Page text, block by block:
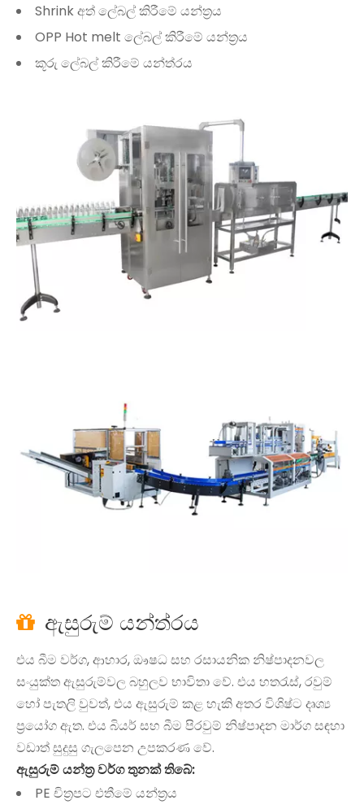
Shrink අත් ලේබල් කිරීමේ යන්ත්‍රය
OPP Hot melt ලේබල් කිරීමේ යන්ත්‍රය
කූරු ලේබල් කිරීමේ යන්ත්රය
 ඇසුරුම් යන්ත්රය
එය බීම වර්ග, ආහාර, ඖෂධ සහ රසායනික නිෂ්පාදනවල
සංයුක්ත ඇසුරුම්වල බහුලව භාවිතා වේ. එය හතරැස්, රවුම්
හෝ පැතලි වුවත්, එය ඇසුරුම් කළ හැකි අතර විශිෂ්ට දෘශ්‍ය
ප්‍රයෝග ඇත. එය බියර් සහ බීම පිරවුම් නිෂ්පාදන මාර්ග සඳහා
වඩාත් සුදුසු ගැලපෙන උපකරණ වේ.
ඇසුරුම් යන්ත්‍ර වර්ග තුනක් තිබේ:
PE චිත්‍රපට එතීමේ යන්ත්‍රය